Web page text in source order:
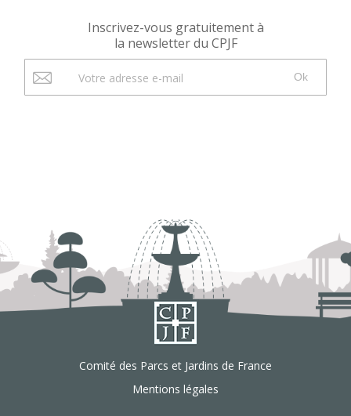
Inscrivez-vous gratuitement à
la newsletter du CPJF
Ok
Comité des Parcs et Jardins de France
Mentions légales